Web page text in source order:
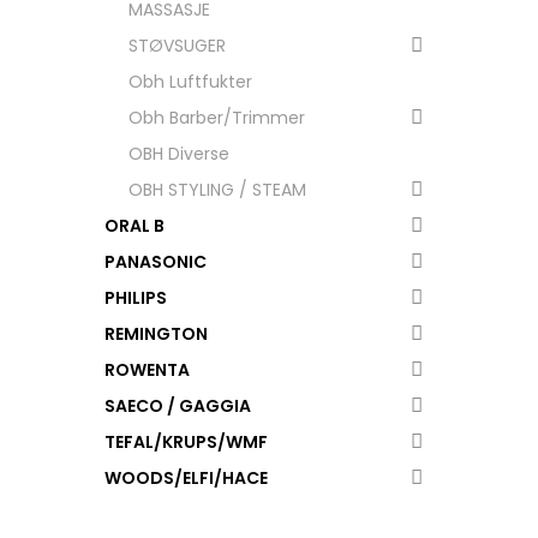
MASSASJE
STØVSUGER
Obh Luftfukter
Obh Barber/Trimmer
OBH Diverse
OBH STYLING / STEAM
ORAL B
PANASONIC
PHILIPS
REMINGTON
ROWENTA
SAECO / GAGGIA
TEFAL/KRUPS/WMF
WOODS/ELFI/HACE